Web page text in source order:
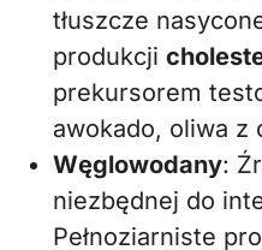
tłuszcze
produkcji
prekursorem
awokado, oliwa z
Węglowodany:
niezbędnej do
Pełnoziarniste